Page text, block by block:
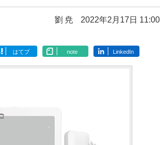
劉 尭 2022年2月17日 11:00
はてブ note LinkedIn